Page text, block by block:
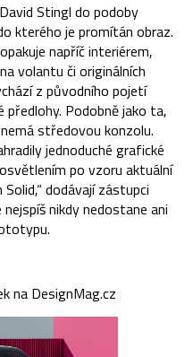
Stingl do podoby
kterého je promítán obraz.
napříč interiérem,
volantu či originálních
z původního pojetí
Podobně jako ta,
středovou konzolu.
jednoduché grafické
po vzoru aktuální
dodávají zástupci
nikdy nedostane ani
na DesignMag.cz